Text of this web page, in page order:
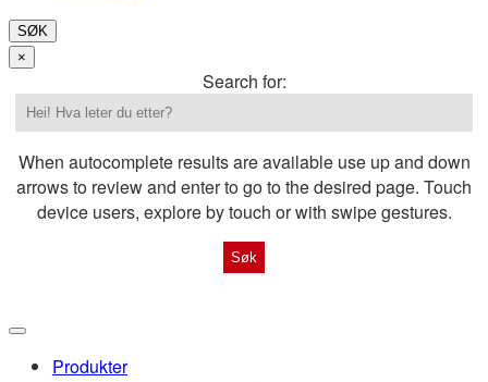
SØK
×
Search for:
When autocomplete results are available use up and down
arrows to review and enter to go to the desired page. Touch
device users, explore by touch or with swipe gestures.
Produkter